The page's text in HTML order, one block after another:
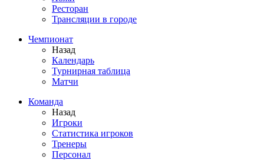
Ресторан
Трансляции в городе
Чемпионат
Назад
Календарь
Турнирная таблица
Матчи
Команда
Назад
Игроки
Статистика игроков
Тренеры
Персонал